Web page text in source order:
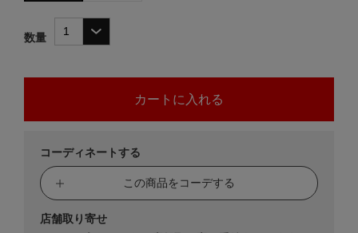
数量
コーディネートする
この商品をコーデする
店舗取り寄せ